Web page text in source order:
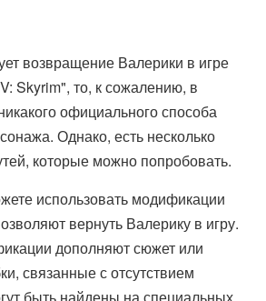
возвращение Валерики в игре
Skyrim", то, к сожалению, в
официального способа
Однако, есть несколько
которые можно попробовать.
использовать модификации
вернуть Валерику в игру.
дополняют сюжет или
связанные с отсутствием